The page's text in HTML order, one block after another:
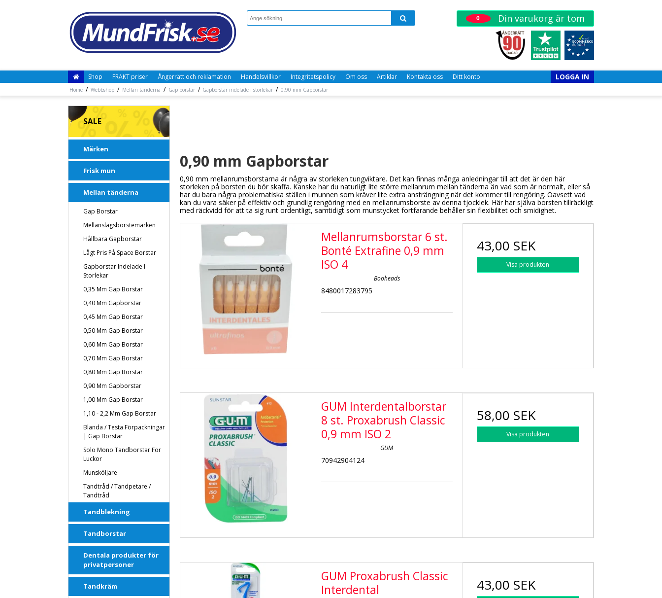
0 Din varukorg är tom
Shop FRAKT priser Ångerrätt och reklamation Handelsvillkor Integritetspolicy Om oss Artiklar Kontakta oss Ditt konto LOGGA IN
Home / Webbshop / Mellan tänderna / Gap borstar / Gapborstar indelade i storlekar / 0,90 mm Gapborstar
SALE
Märken
Frisk mun
Mellan tänderna
Gap Borstar
Mellanslagsborstemärken
Hållbara Gapborstar
Lågt Pris På Space Borstar
Gapborstar Indelade I
Storlekar
0,35 Mm Gap Borstar
0,40 Mm Gapborstar
0,45 Mm Gap Borstar
0,50 Mm Gap Borstar
0,60 Mm Gap Borstar
0,70 Mm Gap Borstar
0,80 Mm Gap Borstar
0,90 Mm Gapborstar
1,00 Mm Gap Borstar
1,10 - 2,2 Mm Gap Borstar
Blanda / Testa Förpackningar
| Gap Borstar
Solo Mono Tandborstar För
Luckor
Munsköljare
Tandtråd / Tandpetare /
Tandtråd
Tandblekning
Tandborstar
Dentala produkter för
privatpersoner
Tandkräm
0,90 mm Gapborstar
0,90 mm mellanrumsborstarna är några av storleken tungviktare. Det kan finnas många anledningar till att det är den här
storleken på borsten du bör skaffa. Kanske har du naturligt lite större mellanrum mellan tänderna än vad som är normalt, eller så
har du bara några problematiska ställen i munnen som kräver lite extra ansträngning när det kommer till rengöring. Oavsett vad
kan du vara säker på effektiv och grundlig rengöring med en mellanrumsborste av denna tjocklek. Här har själva borsten tillräckligt
med räckvidd för att ta sig runt ordentligt, samtidigt som munstycket fortfarande behåller sin flexibilitet och smidighet.
Mellanrumsborstar 6 st.
Bonté Extrafine 0,9 mm
ISO 4
Booheads
8480017283795
43,00 SEK
Visa produkten
GUM Interdentalborstar
8 st. Proxabrush Classic
0,9 mm ISO 2
GUM
70942904124
58,00 SEK
Visa produkten
GUM Proxabrush Classic
Interdental
43,00 SEK